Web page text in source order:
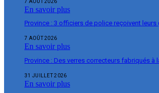
En savoir plus
Province : 3 officiers de police reçoivent leurs
7 AOÛT 2026
En savoir plus
Province : Des verres correcteurs fabriqués à
31 JUILLET 2026
En savoir plus